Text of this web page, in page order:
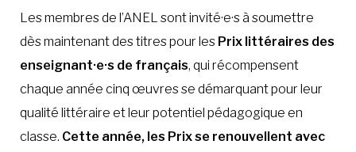
Les membres de l’ANEL sont invité·e·s à soumettre
dès maintenant des titres pour les Prix littéraires des
enseignant·e·s de français, qui récompensent
chaque année cinq œuvres se démarquant pour leur
qualité littéraire et leur potentiel pédagogique en
classe. Cette année, les Prix se renouvellent avec